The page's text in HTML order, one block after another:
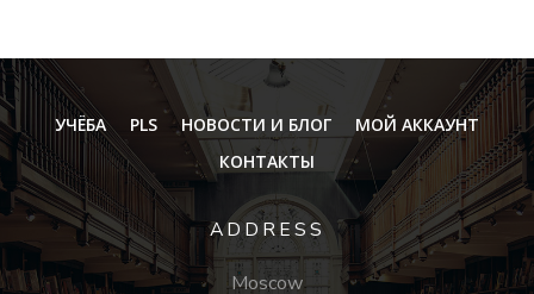
УЧЁБА PLS НОВОСТИ И БЛОГ
МОЙ АККАУНТ
КОНТАКТЫ
ADDRESS
Moscow